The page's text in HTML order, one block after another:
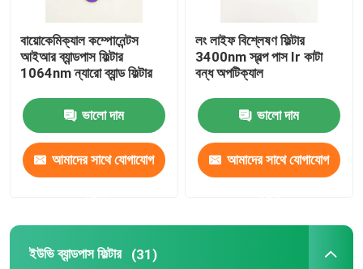
বায়োকেমিক্যাল কম্পোনেন্টস
আইআর ব্যান্ডপাস ফিল্টার
1064nm ন্যারো ব্যান্ড ফিল্টার
ভালো দাম
আমাদের সাথে যোগাযোগ
লং লাইফ বিশ্লেষণ ফিল্টার
3400nm স্বল্প পাস Ir কাটা
বন্ধ অপটিক্যাল
ভালো দাম
আমাদের সাথে যোগাযোগ
ইউভি ব্যান্ডপাস ফিল্টার (31)